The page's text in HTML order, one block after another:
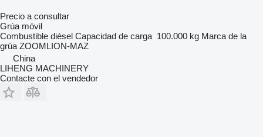
Precio a consultar
Grúa móvil
Combustible diésel Capacidad de carga 100.000 kg Marca de la
grúa ZOOMLION-MAZ
China
LIHENG MACHINERY
Contacte con el vendedor